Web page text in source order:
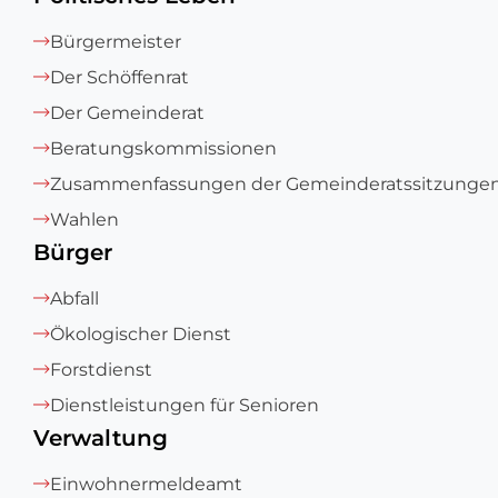
Bürgermeister
Der Schöffenrat
Der Gemeinderat
Beratungskommissionen
Zusammenfassungen der
Wahlen
Bürger
Abfall
Ökologischer Dienst
Forstdienst
Dienstleistungen für Senioren
Verwaltung
Einwohnermeldeamt